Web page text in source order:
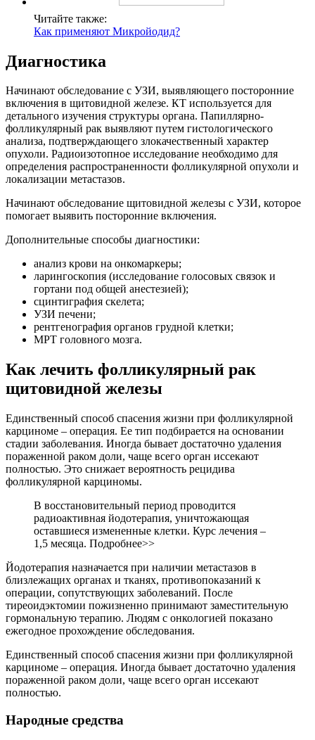
Читайте также:
Как применяют Микройодид?
Диагностика
Начинают обследование с УЗИ, выявляющего посторонние
включения в щитовидной железе. КТ используется для
детального изучения структуры органа. Папиллярно-
фолликулярный рак выявляют путем гистологического
анализа, подтверждающего злокачественный характер
опухоли. Радиоизотопное исследование необходимо для
определения распространенности фолликулярной опухоли и
локализации метастазов.
Начинают обследование щитовидной железы с УЗИ, которое
помогает выявить посторонние включения.
Дополнительные способы диагностики:
анализ крови на онкомаркеры;
ларингоскопия (исследование голосовых связок и
гортани под общей анестезией);
сцинтиграфия скелета;
УЗИ печени;
рентгенография органов грудной клетки;
МРТ головного мозга.
Как лечить фолликулярный рак
щитовидной железы
Единственный способ спасения жизни при фолликулярной
карциноме – операция. Ее тип подбирается на основании
стадии заболевания. Иногда бывает достаточно удаления
пораженной раком доли, чаще всего орган иссекают
полностью. Это снижает вероятность рецидива
фолликулярной карциномы.
В восстановительный период проводится
радиоактивная йодотерапия, уничтожающая
оставшиеся измененные клетки. Курс лечения –
1,5 месяца. Подробнее>>
Йодотерапия назначается при наличии метастазов в
близлежащих органах и тканях, противопоказаний к
операции, сопутствующих заболеваний. После
тиреоидэктомии пожизненно принимают заместительную
гормональную терапию. Людям с онкологией показано
ежегодное прохождение обследования.
Единственный способ спасения жизни при фолликулярной
карциноме – операция. Иногда бывает достаточно удаления
пораженной раком доли, чаще всего орган иссекают
полностью.
Народные средства